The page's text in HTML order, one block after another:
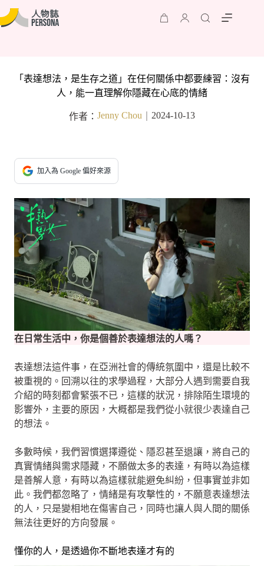
「表達想法，是生存之道」在任何關係中都要練習：沒有
人，能一直理解你隱藏在心底的情緒
作者： Jenny Chou 2024-10-13
加入為 Google 偏好來源
在日常生活中，你是個善於表達想法的人嗎？
表達想法這件事，在亞洲社會的傳統氛圍中，還是比較不
被重視的。回溯以往的求學過程，大部分人遇到需要自我
介紹的時刻都會緊張不已，這樣的狀況，排除陌生環境的
影響外，主要的原因，大概都是我們從小就很少表達自己
的想法。
多數時候，我們習慣選擇遵從、隱忍甚至退讓，將自己的
真實情緒與需求隱藏，不願做太多的表達，有時以為這樣
是善解人意，有時以為這樣就能避免糾紛，但事實並非如
此。我們都忽略了，情緒是有攻擊性的，不願意表達想法
的人，只是變相地在傷害自己，同時也讓人與人間的關係
無法往更好的方向發展。
懂你的人，是透過你不斷地表達才有的